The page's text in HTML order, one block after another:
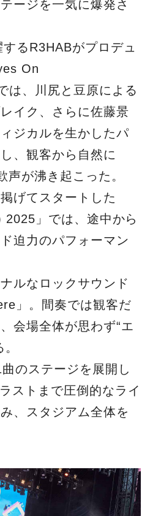
ージを一気に爆発さ
るR3HABがプロデュ
On
は、川尻と豆原による
イク、さらに佐藤景
ジカルを生かしたパ
、観客から自然に
声が沸き起こった。
げてスタートした
2025」では、途中から
迫力のパフォーマン
ルなロックサウンド
」。間奏では観客だ
会場全体が思わず“エ
のステージを展開し
ストまで圧倒的なライ
、スタジアム全体を